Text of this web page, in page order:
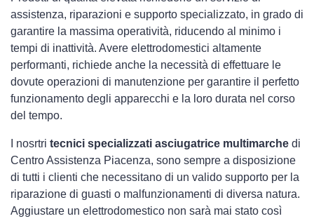
assistenza, riparazioni e supporto specializzato, in grado di
garantire la massima operatività, riducendo al minimo i
tempi di inattività. Avere elettrodomestici altamente
performanti, richiede anche la necessità di effettuare le
dovute operazioni di manutenzione per garantire il perfetto
funzionamento degli apparecchi e la loro durata nel corso
del tempo.
I nosrtri tecnici specializzati asciugatrice multimarche di
Centro Assistenza Piacenza, sono sempre a disposizione
di tutti i clienti che necessitano di un valido supporto per la
riparazione di guasti o malfunzionamenti di diversa natura.
Aggiustare un elettrodomestico non sarà mai stato così